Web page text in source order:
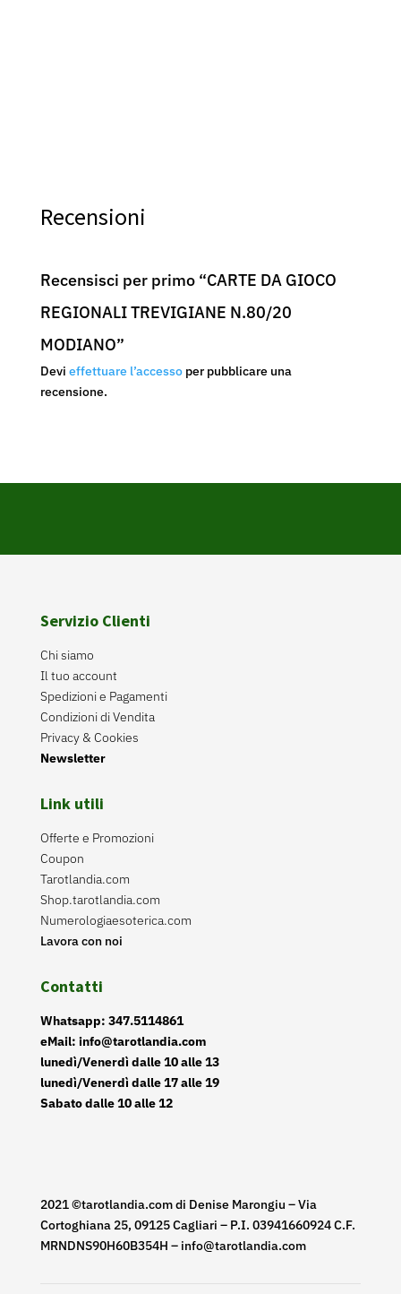
Recensioni
Recensisci per primo “CARTE DA GIOCO
REGIONALI TREVIGIANE N.80/20
MODIANO”
Devi effettuare l’accessoper pubblicare una
recensione.
Servizio Clienti
Chi siamo
Il tuo account
Spedizioni e Pagamenti
Condizioni di Vendita
Privacy & Cookies
Newsletter
Link utili
Offerte e Promozioni
Coupon
Tarotlandia.com
Shop.tarotlandia.com
Numerologiaesoterica.com
Lavora con noi
Contatti
Whatsapp: 347.5114861
eMail: info@tarotlandia.com
lunedì/Venerdì dalle 10 alle 13
lunedì/Venerdì dalle 17 alle 19
Sabato dalle 10 alle 12
2021 ©tarotlandia.com di Denise Marongiu – Via
Cortoghiana 25, 09125 Cagliari – P.I. 03941660924 C.F.
MRNDNS90H60B354H – info@tarotlandia.com